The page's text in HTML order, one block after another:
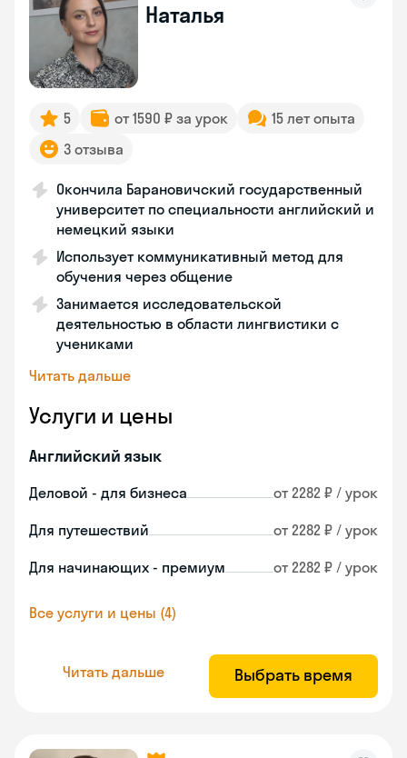
Наталья
5 от 1590 ₽ за урок
15 лет опыта
3 отзыва
Окончила Барановичский государственный
университет по специальности английский и
немецкий языки
Использует коммуникативный метод для
обучения через общение
Занимается исследовательской
деятельностью в области лингвистики с
учениками
Читать дальше
Услуги и цены
Английский язык
Деловой - для бизнеса от 2282 ₽ / урок
Для путешествий от 2282 ₽ / урок
Для начинающих - премиум от 2282 ₽ / урок
Все услуги и цены (4)
Читать дальше Выбрать время